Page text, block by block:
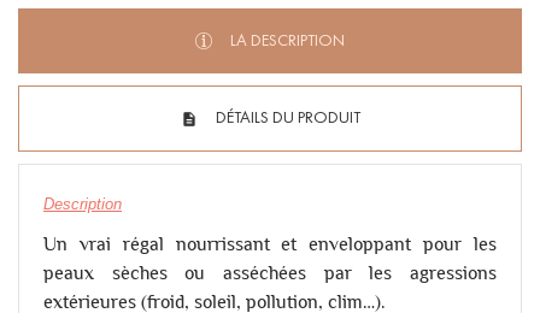
LA DESCRIPTION
DÉTAILS DU PRODUIT
Description
Un vrai régal nourrissant et enveloppant pour les
peaux sèches ou asséchées par les agressions
extérieures (froid, soleil, pollution, clim…).